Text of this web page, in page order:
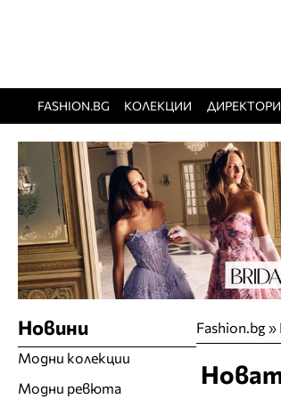
FASHION.BG КОЛЕКЦИИ
Fashion.bg»
Новини
Модни колекции
Модни ревюта